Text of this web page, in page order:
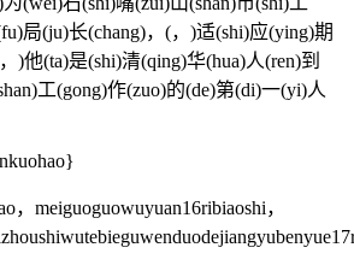
局(ju)长(chang)，(，)适(shi)应(ying)期
)他(ta)是(shi)清(qing)华(hua)人(ren)到
工(gong)作(zuo)的(de)第(di)一(yi)人
meiguoguowuyuan16ribiaoshi，